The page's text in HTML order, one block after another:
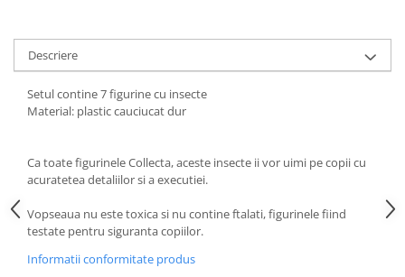
Cai
Insecte si paianjeni
Lumea preistorica
Ocean si gheata
Set figurine
Viata la ferma
Bancuri de lucru cu unelte
Constructii, cuburi, forme si culori
Corturi de joaca
Descriere
Setul contine 7 figurine cu insecte
Material: plastic cauciucat dur
Ca toate figurinele Collecta, aceste insecte ii vor uimi pe copii cu
acuratetea detaliilor si a executiei.
Vopseaua nu este toxica si nu contine ftalati, figurinele fiind
testate pentru siguranta copiilor.
Informatii conformitate produs